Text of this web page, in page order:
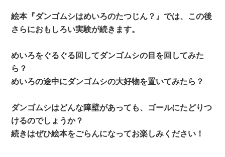
絵本『ダンゴムシはめいろのたつじん？』では、この後
さらにおもしろい実験が続きます。
めいろをぐるぐる回してダンゴムシの目を回してみた
ら？
めいろの途中にダンゴムシの大好物を置いてみたら？
ダンゴムシはどんな障壁があっても、ゴールにたどりつ
けるのでしょうか？
続きはぜひ絵本をごらんになってお楽しみください！